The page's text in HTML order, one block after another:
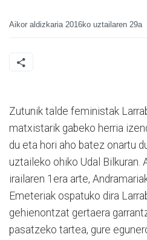
Aikor aldizkaria 2016ko uztailaren 29a
Zutunik talde feministak
matxistarik gabeko herria
du eta hori aho batez onartu
uztaileko ohiko Udal Bilkuran.
irailaren 1era arte,
Emeteriak ospatuko dira
gehienontzat gertaera
pasatzeko tartea, gure